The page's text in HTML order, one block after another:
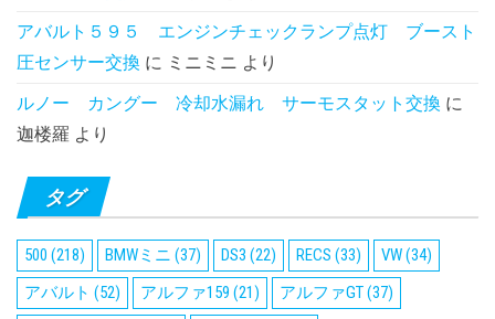
アバルト５９５ エンジンチェックランプ点灯 ブースト
圧センサー交換 に ミニミニ より
ルノー カングー 冷却水漏れ サーモスタット交換 に
迦楼羅 より
タグ
500 (218) BMWミニ (37) DS3 (22) RECS (33) VW(34)
アバルト (52) アルファ159 (21) アルファGT(37)